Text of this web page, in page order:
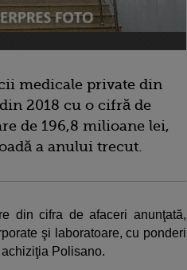
medicale private din
2018 cu o cifră de
de 196,8 milioane lei,
a anului trecut.
din cifra de afaceri anunţată,
şi laboratoare, cu ponderi
Polisano.